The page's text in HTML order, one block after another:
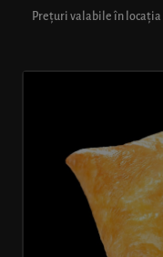
Prețuri valabile în locația